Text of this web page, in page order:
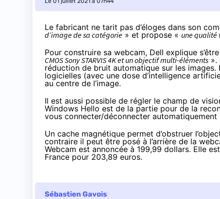
Le fabricant ne tarit pas d’éloges dans son
d’image de sa catégorie » et propose « une qualité
Pour construire sa webcam, Dell explique
CMOS Sony STARVIS 4K et un objectif multi-éléments ».
réduction de bruit automatique sur les
logicielles (avec une dose d’intelligence
au centre de l’image.
Il est aussi possible de régler le champ de
Windows Hello est de la partie pour de la
vous connecter/déconnecter
Un cache magnétique permet d’obstruer
contraire il peut être posé à l’arrière de la
Webcam est annoncée à 199,99 dollars. Elle
France pour 203,89 euros.
Sébastien Gavois